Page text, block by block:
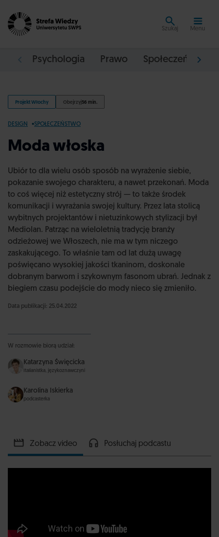
Szukaj Menu
Psychologia Prawo Społeczeństwo
Projekt Włochy Obejrzyj56 min.
DESIGN SPOŁECZEŃSTWO
Moda włoska
Ubiór to dla wielu osób sposób na wyrażenie siebie,
pokazanie swojego charakteru, a nawet przekonań. Moda
to coś więcej niż estetyczny strój — to także środek
komunikacji i wyrażania swojej kultury. Przez lata stolicą
wybitnych projektantów i nietuzinkowych stylizacji był
Mediolan. Patrząc na wieloletnią tradycję branży
odzieżowej we Włoszech, nie ma w tym niczego
zaskakującego. To właśnie tam od lat dużą uwagę
poświęcano wysokiej jakości tkaninom, doskonale
dobranym barwom i szykownym fasonom ubrań. Jednak z
biegiem czasu podejście do mody nieco się zmieniło.
Data publikacji: 25.04.2022
W rozmowie biorą udział:
Katarzyna Święcicka
Italianistka, językoznawczyni
Karolina Iskierka
podcasterka
Zobacz video Posłuchaj podcastu